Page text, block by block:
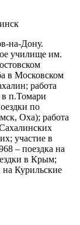
на-Дону.
училище им.
в Московском
работа
п.Томари
по
Оха); работа
участие в
– поездка на
в Крым;
на Курильские